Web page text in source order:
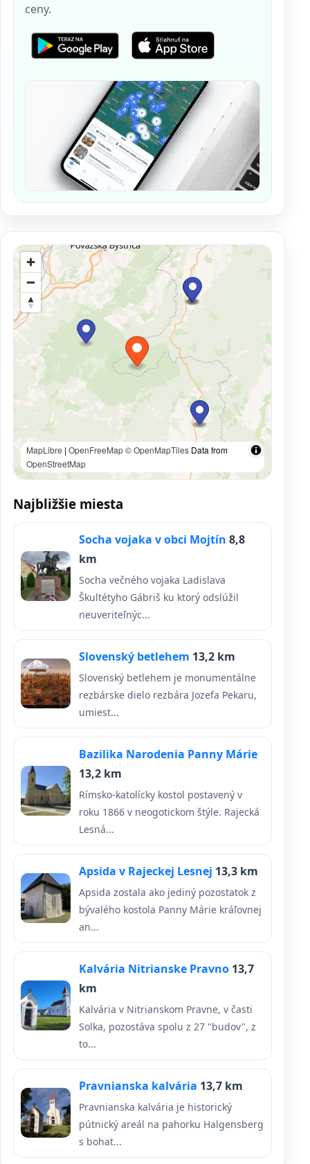
ceny.
MapLibre | OpenFreeMap© OpenMapTiles Data from
OpenStreetMap
Najbližšie miesta
Socha vojaka v obci Mojtín 8,8
km
Socha večného vojaka Ladislava
Škultétyho Gábriš ku ktorý odslúžil
neuveriteľnýc...
Slovenský betlehem 13,2 km
Slovenský betlehem je monumentálne
rezbárske dielo rezbára Jozefa Pekaru,
umiest...
Bazilika Narodenia Panny Márie
13,2 km
Rímsko-katolícky kostol postavený v
roku 1866 v neogotickom štýle. Rajecká
Lesná...
Apsida v Rajeckej Lesnej 13,3 km
Apsida zostala ako jediný pozostatok z
bývalého kostola Panny Márie kráľovnej
an...
Kalvária Nitrianske Pravno 13,7
km
Kalvária v Nitrianskom Pravne, v časti
Solka, pozostáva spolu z 27 "budov", z
to...
Pravnianska kalvária 13,7 km
Pravnianska kalvária je historický
pútnický areál na pahorku Halgensberg
s bohat...